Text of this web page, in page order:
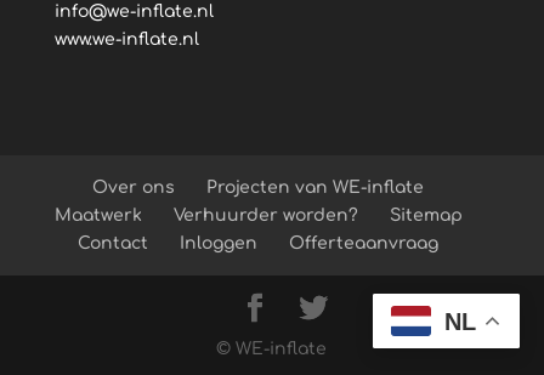
info@we-inflate.nl
www.we-inflate.nl
Over ons
Projecten van WE-inflate
Maatwerk
Verhuurder worden?
Sitemap
Contact
Inloggen Offerteaanvraag
© WE-inflate
NL